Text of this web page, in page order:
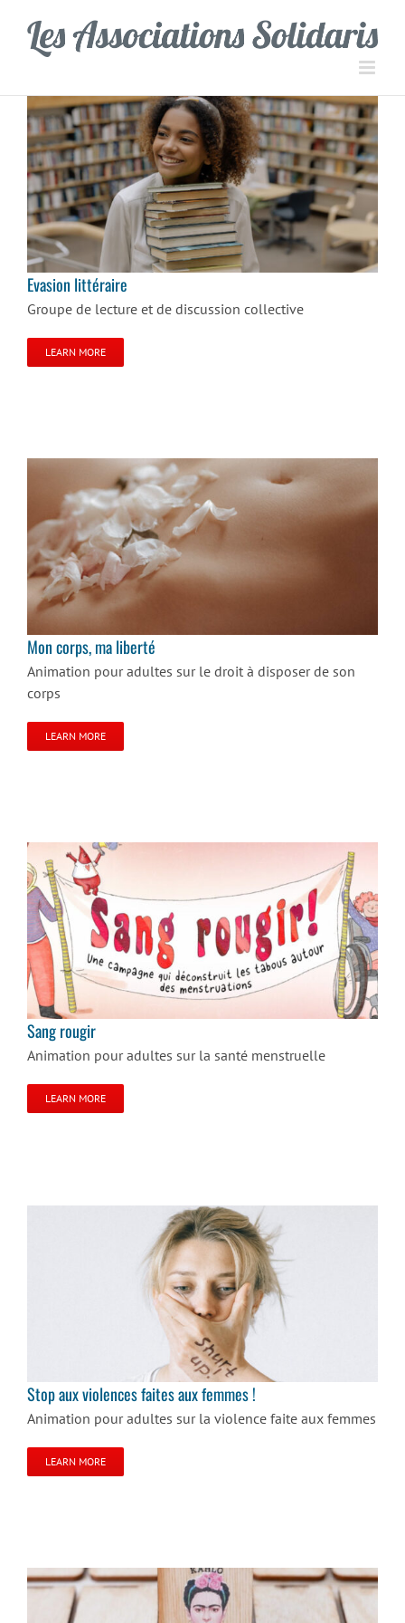
contenu
Evasion littéraire
Evasion littéraire
Groupe de lecture et de discussion collective
LEARN MORE
Mon corps, ma liberté
Mon corps, ma liberté
Animation pour adultes sur le droit à disposer de son
corps
LEARN MORE
Sang rougir
Sang rougir
Animation pour adultes sur la santé menstruelle
LEARN MORE
Stop aux violences faites aux femmes !
Stop aux violences faites aux femmes !
Animation pour adultes sur la violence faite aux femmes
LEARN MORE